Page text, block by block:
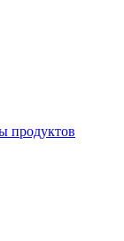
продуктов